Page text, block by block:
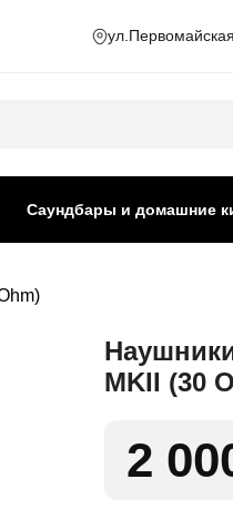
Саундбары и домашние
MKII (30
2